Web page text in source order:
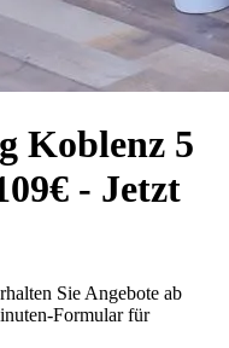
Koblenz 5
- Jetzt
Sie Angebote ab
Formular für